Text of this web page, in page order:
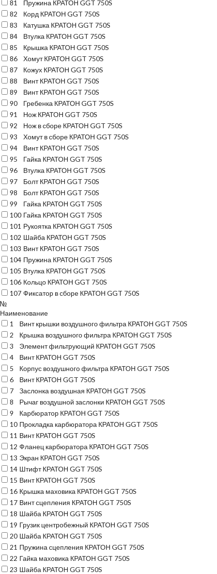
81
Пружина КРАТОН GGT 750S
82
Корд КРАТОН GGT 750S
83
Катушка КРАТОН GGT 750S
84
Втулка КРАТОН GGT 750S
85
Крышка КРАТОН GGT 750S
86
Хомут КРАТОН GGT 750S
87
Кожух КРАТОН GGT 750S
88
Винт КРАТОН GGT 750S
89
Винт КРАТОН GGT 750S
90
Гребенка КРАТОН GGT 750S
91
Нож КРАТОН GGT 750S
92
Нож в сборе КРАТОН GGT 750S
93
Хомут в сборе КРАТОН GGT 750S
94
Винт КРАТОН GGT 750S
95
Гайка КРАТОН GGT 750S
96
Втулка КРАТОН GGT 750S
97
Болт КРАТОН GGT 750S
98
Болт КРАТОН GGT 750S
99
Гайка КРАТОН GGT 750S
100 Гайка КРАТОН GGT 750S
101 Рукоятка КРАТОН GGT 750S
102 Шайба КРАТОН GGT 750S
103 Винт КРАТОН GGT 750S
104 Пружина КРАТОН GGT 750S
105 Втулка КРАТОН GGT 750S
106 Кольцо КРАТОН GGT 750S
107 Фиксатор в сборе КРАТОН GGT 750S
№
Наименование
1
Винт крышки воздушного фильтра КРАТОН GGT 750S
2
Крышка воздушного фильтра КРАТОН GGT 750S
3
Элемент фильтрующий КРАТОН GGT 750S
4
Винт КРАТОН GGT 750S
5
Корпус воздушного фильтра КРАТОН GGT 750S
6
Винт КРАТОН GGT 750S
7
Заслонка воздушная КРАТОН GGT 750S
8
Рычаг воздушной заслонки КРАТОН GGT 750S
9
Карбюратор КРАТОН GGT 750S
10 Прокладка карбюратора КРАТОН GGT 750S
11 Винт КРАТОН GGT 750S
12 Фланец карбюратора КРАТОН GGT 750S
13 Экран КРАТОН GGT 750S
14 Штифт КРАТОН GGT 750S
15 Винт КРАТОН GGT 750S
16 Крышка маховика КРАТОН GGT 750S
17 Винт сцепления КРАТОН GGT 750S
18 Шайба КРАТОН GGT 750S
19 Грузик центробежный КРАТОН GGT 750S
20 Шайба КРАТОН GGT 750S
21 Пружина сцепления КРАТОН GGT 750S
22 Гайка маховика КРАТОН GGT 750S
23 Шайба КРАТОН GGT 750S